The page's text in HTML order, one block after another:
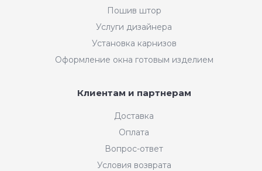
Пошив штор
Услуги дизайнера
Установка карнизов
Оформление окна готовым изделием
Клиентам и партнерам
Доставка
Оплата
Вопрос-ответ
Условия возврата